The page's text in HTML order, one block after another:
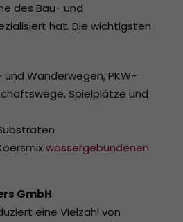
des Bau- und
hat. Die wichtigsten
und Wanderwegen, PKW-
Spielplätze und
wassergebundenen
GmbH
eine Vielzahl von